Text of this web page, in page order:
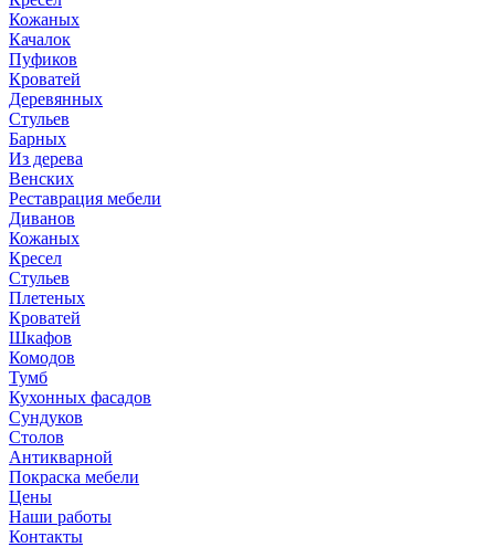
Кожаных
Качалок
Пуфиков
Кроватей
Деревянных
Стульев
Барных
Из дерева
Венских
Реставрация мебели
Диванов
Кожаных
Кресел
Стульев
Плетеных
Кроватей
Шкафов
Комодов
Тумб
Кухонных фасадов
Сундуков
Столов
Антикварной
Покраска мебели
Цены
Наши работы
Контакты